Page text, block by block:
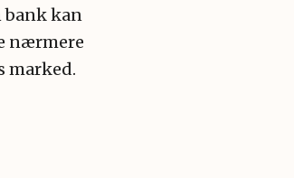
bank kan
nærmere
marked.